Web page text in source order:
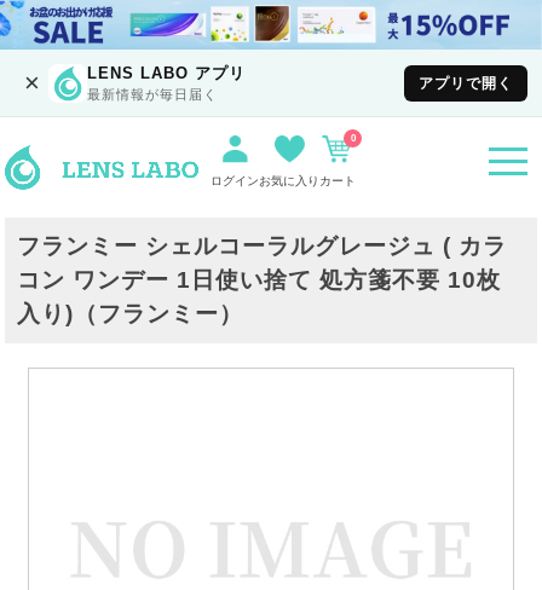
× LENS LABO アプリ
最新情報が毎日届く
アプリで開く
ログインお気に入り カート
0
フランミー シェルコーラルグレージュ ( カラ
コン ワンデー 1日使い捨て 処方箋不要 10枚
入り)（フランミー）